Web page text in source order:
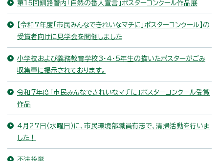
第15回釧路管内「自然の番人宣言」ポスターコンクール作品展
【令和7年度「市民みんなできれいなマチに」ポスターコンクール】の
受賞者向けに見学会を開催しました
小学校および義務教育学校3・4・5年生の描いたポスターがごみ
収集車に掲示されております。
令和7年度「市民みんなできれいなマチに」ポスターコンクール受賞
作品
4月27日（水曜日）に、市民環境部職員有志で、清掃活動を行いま
した！
不法投棄